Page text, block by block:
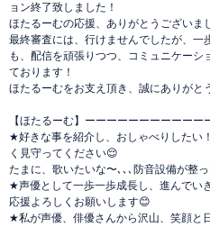
ョン終了致しました！
ほたるーむの応援、ありがとうございま
最終審査には、行けませんでしたが、一
も、配信を頑張りつつ、コミュニケー
ております！
ほたるーむをお支え頂き、誠にありがと
【ほたるーむ】ーーーーーーーーーーー
★好きな事を紹介し、おしゃべりしたい
く見守ってください😌
たまに、歌いたいな〜､､､防音設備が整
★声優として一歩一歩成長し、進んでい
応援よろしくお願いします😊
★私が声優、俳優さんから沢山、笑顔と